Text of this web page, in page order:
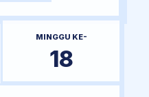
MINGGU KE-
18